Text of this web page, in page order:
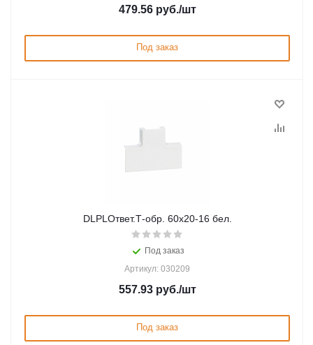
479.56руб./шт
Под заказ
DLPLОтвет.Т-обр. 60х20-16 бел.
Под заказ
Артикул: 030209
557.93руб./шт
Под заказ